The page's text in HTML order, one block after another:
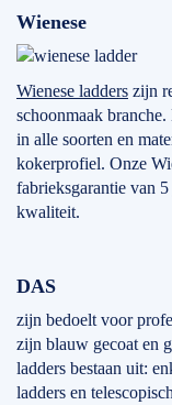
Wienese
Wienese ladders zijn
schoonmaak
in alle soorten en
kokerprofiel. Onze
fabrieksgarantie van
kwaliteit.
DAS
zijn bedoelt voor
zijn blauw gecoat en
ladders bestaan uit:
ladders en